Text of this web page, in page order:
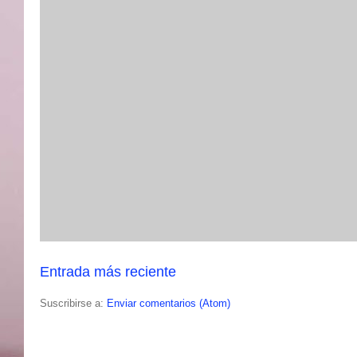
Entrada más reciente
Suscribirse a: Enviar comentarios (Atom)